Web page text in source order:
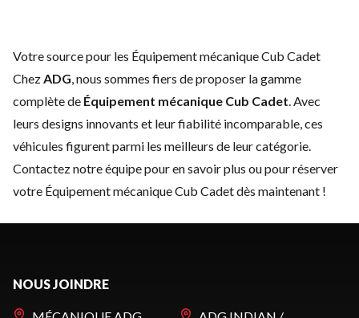
Votre source pour les Équipement mécanique Cub Cadet
ChezADG, nous sommes fiers de proposer la gamme
complète de Équipement mécanique Cub Cadet. Avec
leurs designs innovants et leur fiabilité incomparable, ces
véhicules figurent parmi les meilleurs de leur catégorie.
Contactez notre équipepour en savoir plus ou pour réserver
votre Équipement mécanique Cub Cadet dès maintenant !
NOUS JOINDRE